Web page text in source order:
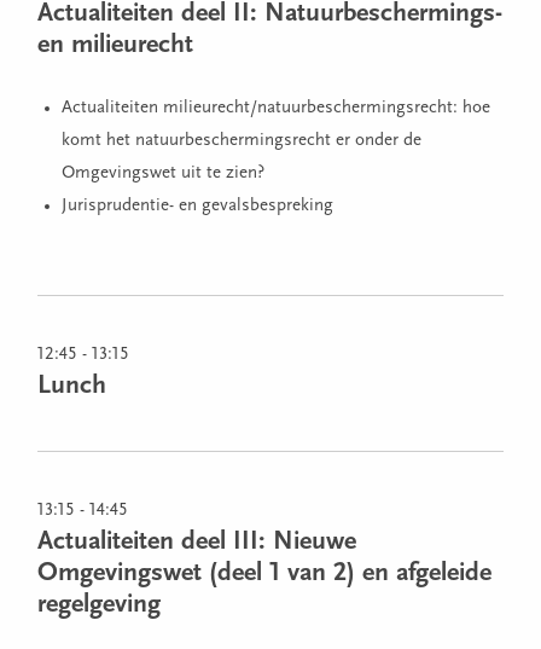
Actualiteiten deel II: Natuurbeschermings-
en milieurecht
Actualiteiten milieurecht/natuurbeschermingsrecht: hoe
komt het natuurbeschermingsrecht er onder de
Omgevingswet uit te zien?
Jurisprudentie- en gevalsbespreking
12:45 - 13:15
Lunch
13:15 - 14:45
Actualiteiten deel III: Nieuwe
Omgevingswet (deel 1 van 2) en afgeleide
regelgeving